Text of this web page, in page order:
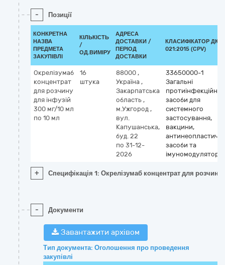
- Позиції
КОНКРЕТНА
НАЗВА
ПРЕДМЕТА
ЗАКУПІВЛІ
КІЛЬКІСТЬ
/
ОД.ВИМІРУ
АДРЕСА
ДОСТАВКИ /
ПЕРІОД
ДОСТАВКИ
КЛАСИФІКАТОР ДК
021:2015 (CPV)
Окрелізумаб
концентрат
для розчину
для інфузій
300 мг/10 мл
по 10 мл
16
штука
88000 ,
Україна ,
Закарпатська
область ,
м.Ужгород ,
вул.
Капушанська,
буд. 22
по 31-12-
2026
33650000-1
Загальні
протиінфекційні
засоби для
системного
застосування,
вакцини,
антинеопластичні
засоби та
імуномодулятори
+ Специфікація 1: Окрелізумаб концентрат для
- Документи
Завантажити архівом
Тип документа: Оголошення про проведення
закупівлі